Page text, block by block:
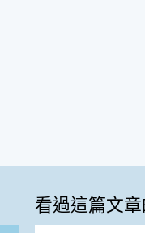
看過這篇文